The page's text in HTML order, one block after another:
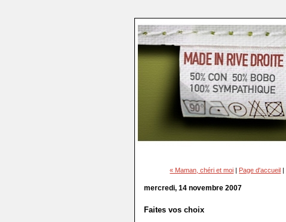
« Maman, chéri et moi | Page d'accueil |
mercredi, 14 novembre 2007
Faites vos choix